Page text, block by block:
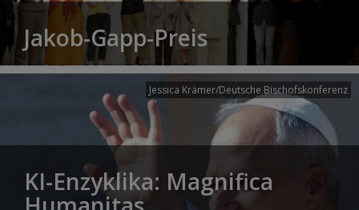
Jakob-Gapp-Preis
Jessica Krämer/Deutsche Bischofskonferenz
KI-Enzyklika: Magnifica